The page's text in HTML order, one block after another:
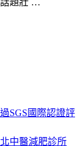
話題壯 …
SGS國際認證評
中醫減肥診所